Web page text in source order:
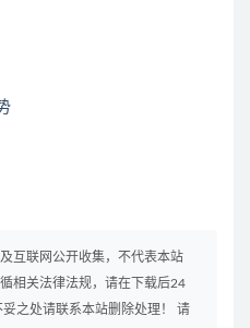
互联网公开收集，不代表本站
相关法律法规，请在下载后24
之处请联系本站删除处理！ 请